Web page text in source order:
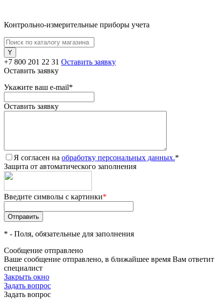
Контрольно-измерительные приборы учета
+7 800 201 22 31 Оставить заявку
Оставить заявку
Укажите ваш e-mail*
Оставить заявку
Я согласен на обработку персональных данных.*
Защита от автоматического заполнения
Введите символы с картинки*
* - Поля, обязательные для заполнения
Сообщение отправлено
Ваше сообщение отправлено, в ближайшее время Вам ответит
специалист
Закрыть окно
Задать вопрос
Задать вопрос